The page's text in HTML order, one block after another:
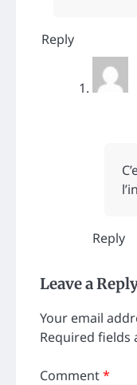
Reply
Reply
Leave a
Your email
Required fields
Comment*